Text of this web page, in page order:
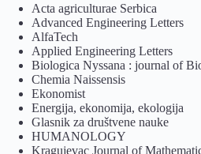
Acta agriculturae Serbica
Advanced Engineering Letters
AlfaTech
Applied Engineering Letters
Biologica Nyssana : journal of
Chemia Naissensis
Ekonomist
Energija, ekonomija, ekologija
Glasnik za društvene nauke
HUMANOLOGY
Kragujevac Journal of